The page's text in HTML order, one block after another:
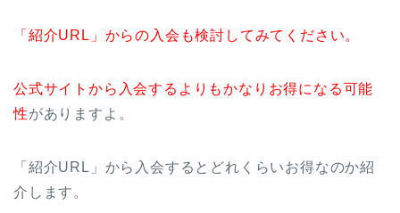
「紹介URL」からの入会も検討してみてください。
公式サイトから入会するよりもかなりお得になる可能
性がありますよ。
「紹介URL」から入会するとどれくらいお得なのか紹
介します。